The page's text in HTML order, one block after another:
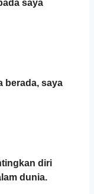
saya
berada, saya
diri
dunia.